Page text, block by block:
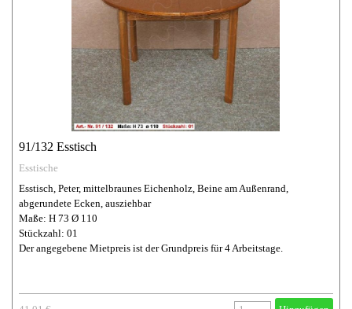
91/132 Esstisch
Esstische
Esstisch, Peter, mittelbraunes Eichenholz, Beine am Außenrand,
abgerundete Ecken, ausziehbar
Maße: H 73 Ø 110
Stückzahl: 01
Der angegebene Mietpreis ist der Grundpreis für 4 Arbeitstage.